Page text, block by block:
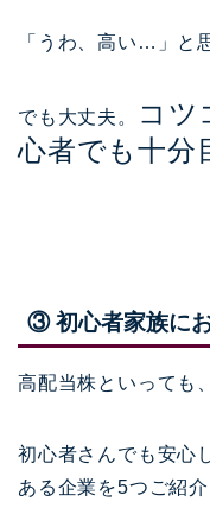
「うわ、高い…」と
でも大丈夫。
コツ
心者でも十分
③ 初心者家族に
高配当株といっても
初心者さんでも安心
ある企業を5つご紹